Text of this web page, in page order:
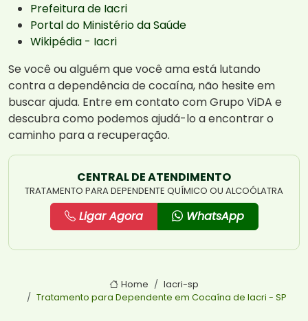
Prefeitura de Iacri
Portal do Ministério da Saúde
Wikipédia - Iacri
Se você ou alguém que você ama está lutando
contra a dependência de cocaína, não hesite em
buscar ajuda. Entre em contato com Grupo ViDA e
descubra como podemos ajudá-lo a encontrar o
caminho para a recuperação.
CENTRAL DE ATENDIMENTO
TRATAMENTO PARA DEPENDENTE QUÍMICO OU ALCOÓLATRA
Ligar Agora WhatsApp
Home
Iacri-sp
Tratamento para Dependente em Cocaína de Iacri - SP